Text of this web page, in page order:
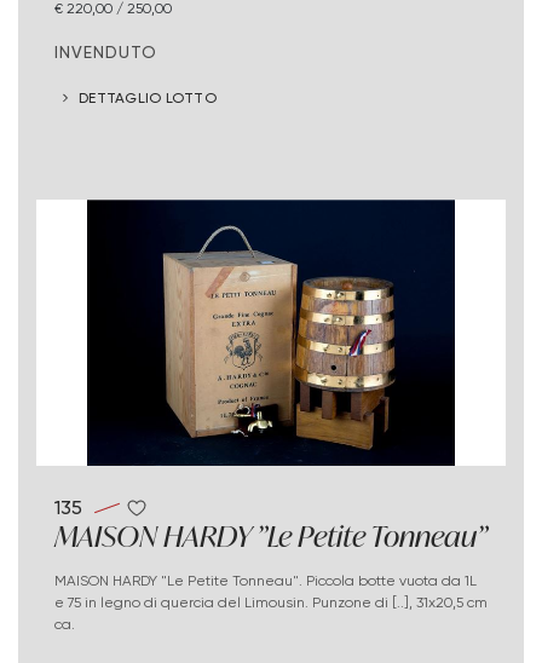
€ 220,00 / 250,00
INVENDUTO
DETTAGLIO LOTTO
135
MAISON HARDY "Le Petite Tonneau"
MAISON HARDY "Le Petite Tonneau". Piccola botte vuota da 1L
e 75 in legno di quercia del Limousin. Punzone di [..], 31x20,5 cm
ca.